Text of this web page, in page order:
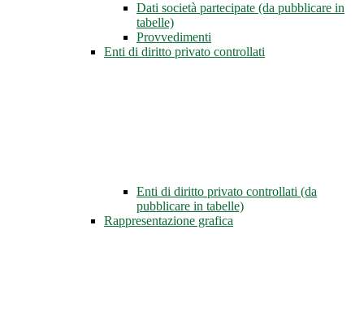
Dati società partecipate (da pubblicare in
tabelle)
Provvedimenti
Enti di diritto privato controllati
Enti di diritto privato controllati (da
pubblicare in tabelle)
Rappresentazione grafica